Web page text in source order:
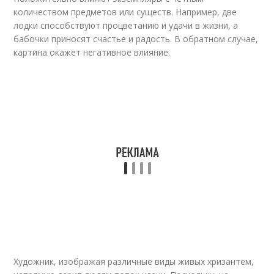
количеством предметов или существ. Например, две
лодки способствуют процветанию и удачи в жизни, а
бабочки приносят счастье и радость. В обратном случае,
картина окажет негативное влияние.
Художник, изображая различные виды живых хризантем,